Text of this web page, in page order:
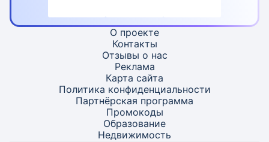
О проекте
Контакты
Отзывы о нас
Реклама
Карта сайта
Политика конфиденциальности
Партнёрская программа
Промокоды
Образование
Недвижимость